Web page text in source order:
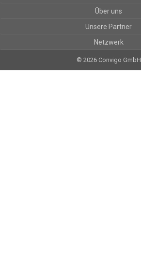
Über uns
Unsere Partner
Netzwerk
© 2026 Convigo GmbH